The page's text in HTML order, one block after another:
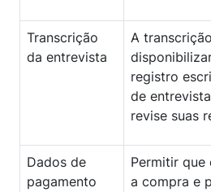
Transcrição
da entrevista
A
registro
de
revise suas
Dados de
pagamento
Permitir
a compra e